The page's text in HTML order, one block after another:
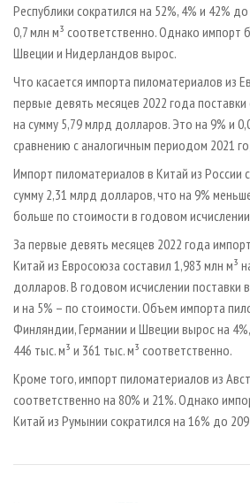
Республики сократился на 52%, 4% и 42%
0,7 млн м³ соответственно. Однако импорт
Швеции и Нидерландов вырос.
Что касается импорта пиломатериалов из
первые девять месяцев 2022 года поставки
на сумму 5,79 млрд долларов. Это на 9% и
сравнению с аналогичным периодом 2021
Импорт пиломатериалов в Китай из России
сумму 2,31 млрд долларов, что на 9%
больше по стоимости в годовом
За первые девять месяцев 2022 года
Китай из Евросоюза составил 1,983 млн м³
долларов. В годовом исчислении поставки
и на 5% – по стоимости. Объем импорта
Финляндии, Германии и Швеции вырос на
446 тыс. м³ и 361 тыс. м³ соответственно.
Кроме того, импорт пиломатериалов из
соответственно на 80% и 21%. Однако
Китай из Румынии сократился на 16% до